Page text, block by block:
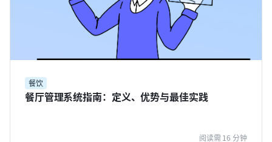
餐饮
餐厅管理系统指南：定义、优势与最佳实践
阅读需 16 分钟